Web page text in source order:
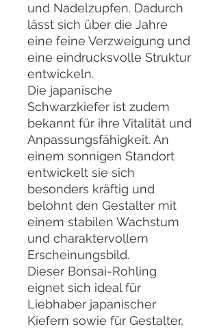
und Nadelzupfen. Dadurch
lässt sich über die Jahre
eine feine Verzweigung und
eine eindrucksvolle Struktur
entwickeln.
Die japanische
Schwarzkiefer ist zudem
bekannt für ihre Vitalität und
Anpassungsfähigkeit. An
einem sonnigen Standort
entwickelt sie sich
besonders kräftig und
belohnt den Gestalter mit
einem stabilen Wachstum
und charaktervollem
Erscheinungsbild.
Dieser Bonsai-Rohling
eignet sich ideal für
Liebhaber japanischer
Kiefern sowie für Gestalter,